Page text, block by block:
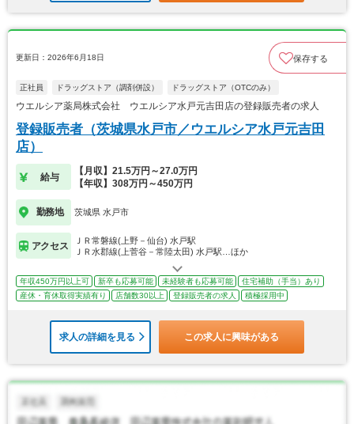
更新日：2026年6月18日 保存する
正社員 ドラッグストア（調剤併設） ドラッグストア（OTCのみ）
ウエルシア薬局株式会社 ウエルシア水戸元吉田店の登録販売者の求人
登録販売者（茨城県水戸市／ウエルシア水戸元吉田
店）
給与
【月収】21.5万円～27.0万円
【年収】308万円～450万円
勤務地 茨城県 水戸市
アクセス
ＪＲ常磐線(上野－仙台) 水戸駅
ＪＲ水郡線(上菅谷－常陸太田) 水戸駅…ほか
年収450万円以上可 新卒も応募可能 未経験者も応募可能
住宅補助（手当）あり
産休・育休取得実績有り
店舗数30以上 登録販売者の求人 積極採用中
求人の詳細を見る この求人に興味がある